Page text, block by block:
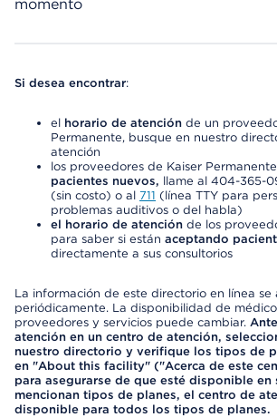
momento
Si desea encontrar:
el horario de atención de un
Permanente, busque en nuestro
atención
los proveedores de Kaiser Permanente
pacientes nuevos, llame al 404-365-
(sin costo) o al 711 (línea TTY para
problemas auditivos o del habla)
el horario de atención de los
para saber si están aceptando
directamente a sus consultorios
La información de este directorio en línea se
periódicamente. La disponibilidad de
proveedores y servicios puede cambiar.
atención en un centro de atención,
nuestro directorio y verifique los tipos de
en "About this facility" ("Acerca de este
para asegurarse de que esté disponible en
mencionan tipos de planes, el centro de
disponible para todos los tipos de planes.